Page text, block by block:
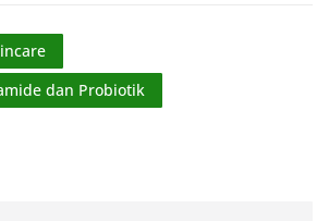
dan Probiotik